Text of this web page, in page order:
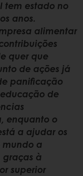
tem estado no
anos.
alimentar
quer que
de ações já
panificação
de
enquanto o
a ajudar os
a
graças à
superior